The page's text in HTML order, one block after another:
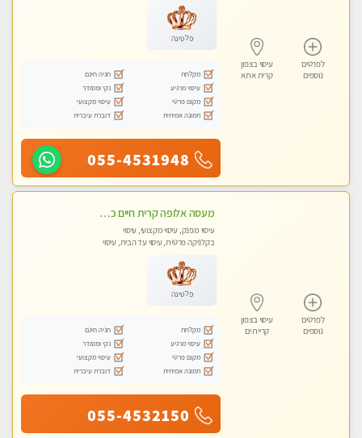
לפרטים
נוספים
עיסוי בצפון
קרית אתא
פלטינה
מקלחת
חניה חינם
עיסוי מרגיע
נקי ומסודר
מקום פרטי
עיסוי מקצועי
תמונה אמיתית
דוברת עיברית
055-4531948
לפרטים
נוספים
עיסוי בצפון
קריית ים
מעסה אלופה קרית חיים כל סוגי העיסויים מעסה מקצועית ואיכותית פרטי!!
עיסוי מפנק, עיסוי מקצועי, עיסוי
בקלניקה פרטית, עיסוי עד הבית, עיסוי
פלטינה
מקלחת
חניה חינם
עיסוי מרגיע
נקי ומסודר
מקום פרטי
עיסוי מקצועי
תמונה אמיתית
דוברת עיברית
055-4532150